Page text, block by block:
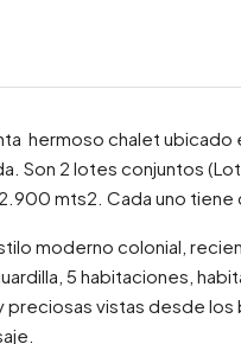
hermoso chalet
Son 2 lotes conjuntos
mts2. Cada uno
moderno colonial,
5 habitaciones,
preciosas vistas desde